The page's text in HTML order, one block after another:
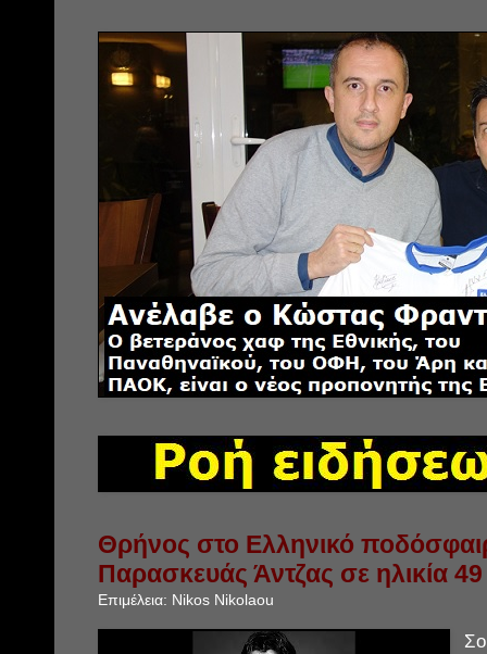
Θρήνος στο Ελληνικό
Παρασκευάς Άντζας σε ηλικία
Επιμέλεια: Nikos Nikolaou